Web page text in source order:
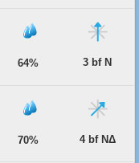
64% 3 bf Ν
70% 4 bf ΝΔ